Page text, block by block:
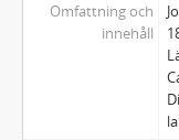
145 -
146 -
Omfattning och
innehåll